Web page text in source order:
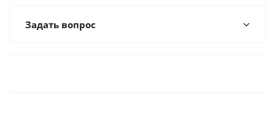
Задать вопрос